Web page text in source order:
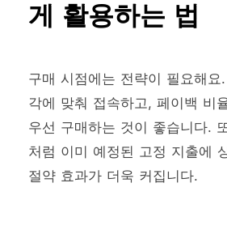
게 활용하는 법
구매 시점에는 전략이 필요해
각에 맞춰 접속하고, 페이백 비
우선 구매하는 것이 좋습니다.
처럼 이미 예정된 고정 지출에
절약 효과가 더욱 커집니다.